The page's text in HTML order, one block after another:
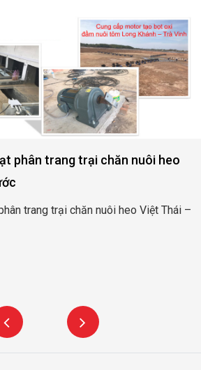
phân trang trại chăn nuôi heo
trang trại chăn nuôi heo Việt Thái –